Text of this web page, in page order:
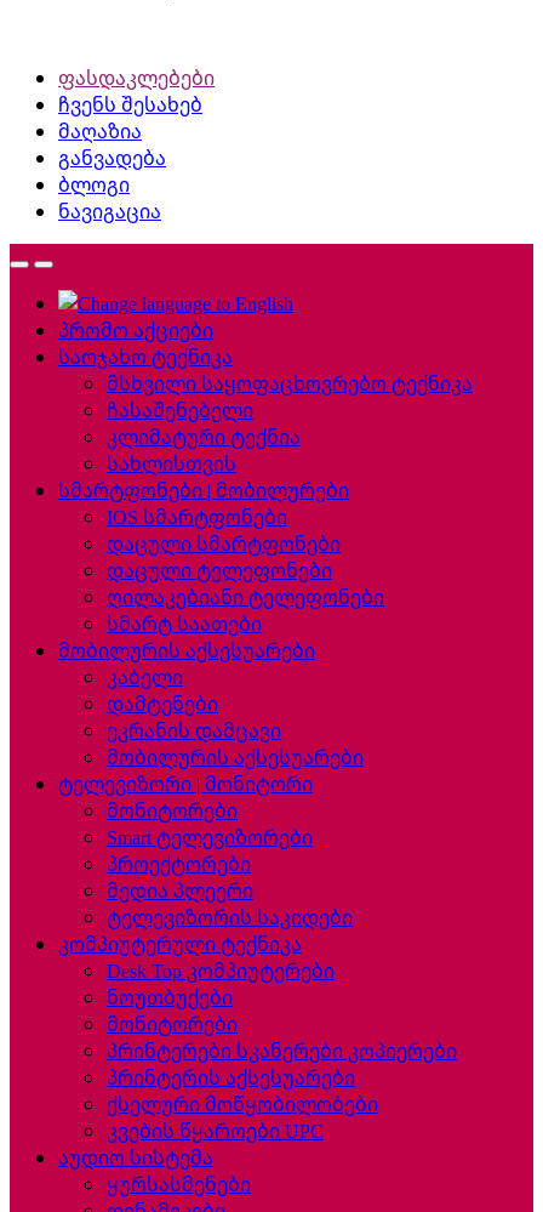
ფასდაკლებები
ჩვენს შესახებ
მაღაზია
განვადება
ბლოგი
ნავიგაცია
პრომო აქციები
საოჯახო ტექნიკა
მსხვილი საყოფაცხოვრებო ტექნიკა
ჩასაშენებელი
კლიმატური ტექნია
სახლისთვის
სმარტფონები | მობილურები
IOS სმარტფონები
დაცული სმარტფონები
დაცული ტელეფონები
ღილაკებიანი ტელეფონები
სმარტ საათები
მობილურის აქსესუარები
კაბელი
დამტენები
ეკრანის დამცავი
მობილურის აქსესუარები
ტელევიზორი | მონიტორი
მონიტორები
Smart ტელევიზორები
პროექტორები
მედია პლეერი
ტელევიზორის საკიდები
კომპიუტერული ტექნიკა
Desk Top კომპიუტერები
ნოუთბუქები
მონიტორები
პრინტერები სკანერები კოპიერები
პრინტერის აქსესუარები
ქსელური მოწყობილობები
კვების წყაროები UPC
აუდიო სისტემა
ყურსასმენები